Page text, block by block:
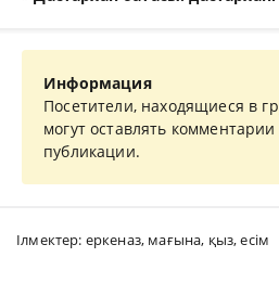
Информация
Посетители, находящиеся в
могут оставлять
публикации.
Ілмектер: еркеназ, мағына, қыз,есім